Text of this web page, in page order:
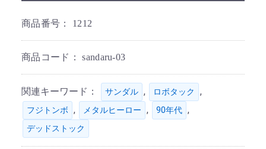
商品番号： 1212
商品コード：sandaru-03
関連キーワード： サンダル , ロボタック ,
フジトンボ , メタルヒーロー , 90年代 ,
デッドストック